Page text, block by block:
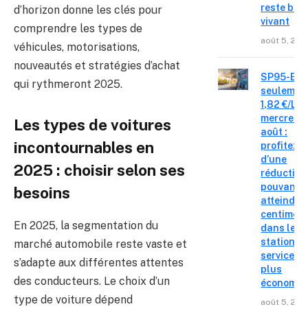
d’horizon donne les clés pour
comprendre les types de
véhicules, motorisations,
nouveautés et stratégies d’achat
qui rythmeront 2025.
Les types de voitures
incontournables en
2025 : choisir selon ses
besoins
En 2025, la segmentation du
marché automobile reste vaste et
s’adapte aux différentes attentes
des conducteurs. Le choix d’un
type de voiture dépend
reste bien
vivant
août 5,
SP95-E10
1,82 €/L
mercredi
août :
profitez
d’une
réduction
pouvant
atteindre
centimes
dans les
stations-
service
plus
août 5,